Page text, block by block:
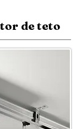
de teto